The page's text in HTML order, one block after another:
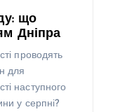
що
Дніпра
проводять
для
наступного
у серпні?